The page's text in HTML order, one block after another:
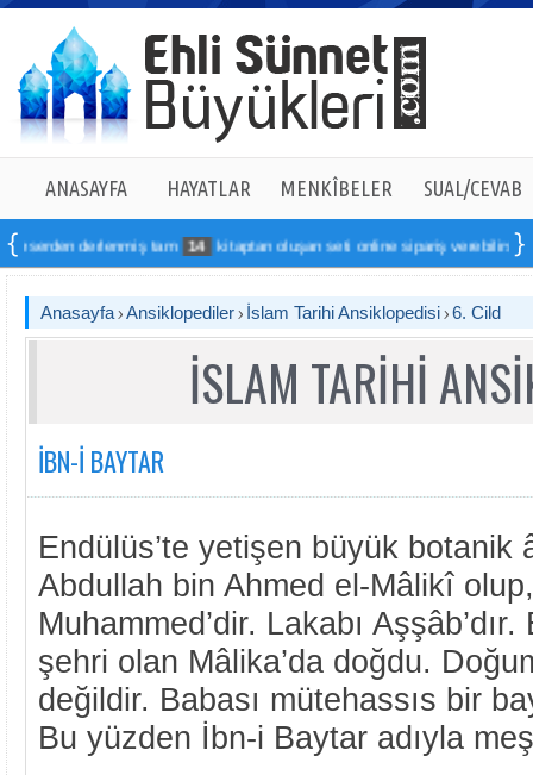
ANASAYFA HAYATLAR MENKÎBELER SUAL/CEVAB
derlenmiş tam 14 kitaptan oluşan seti online sipariş verebilirsiniz
Anasayfa Ansiklopediler İslam Tarihi Ansiklopedisi 6. Cild
İSLAM TARİHİ
İBN-İ BAYTAR
Endülüs’te yetişen büyük botanik
Abdullah bin Ahmed el-Mâlikî
Muhammed’dir. Lakabı
şehri olan Mâlika’da doğdu.
değildir. Babası mütehassıs bir
Bu yüzden İbn-i Baytar adıyla